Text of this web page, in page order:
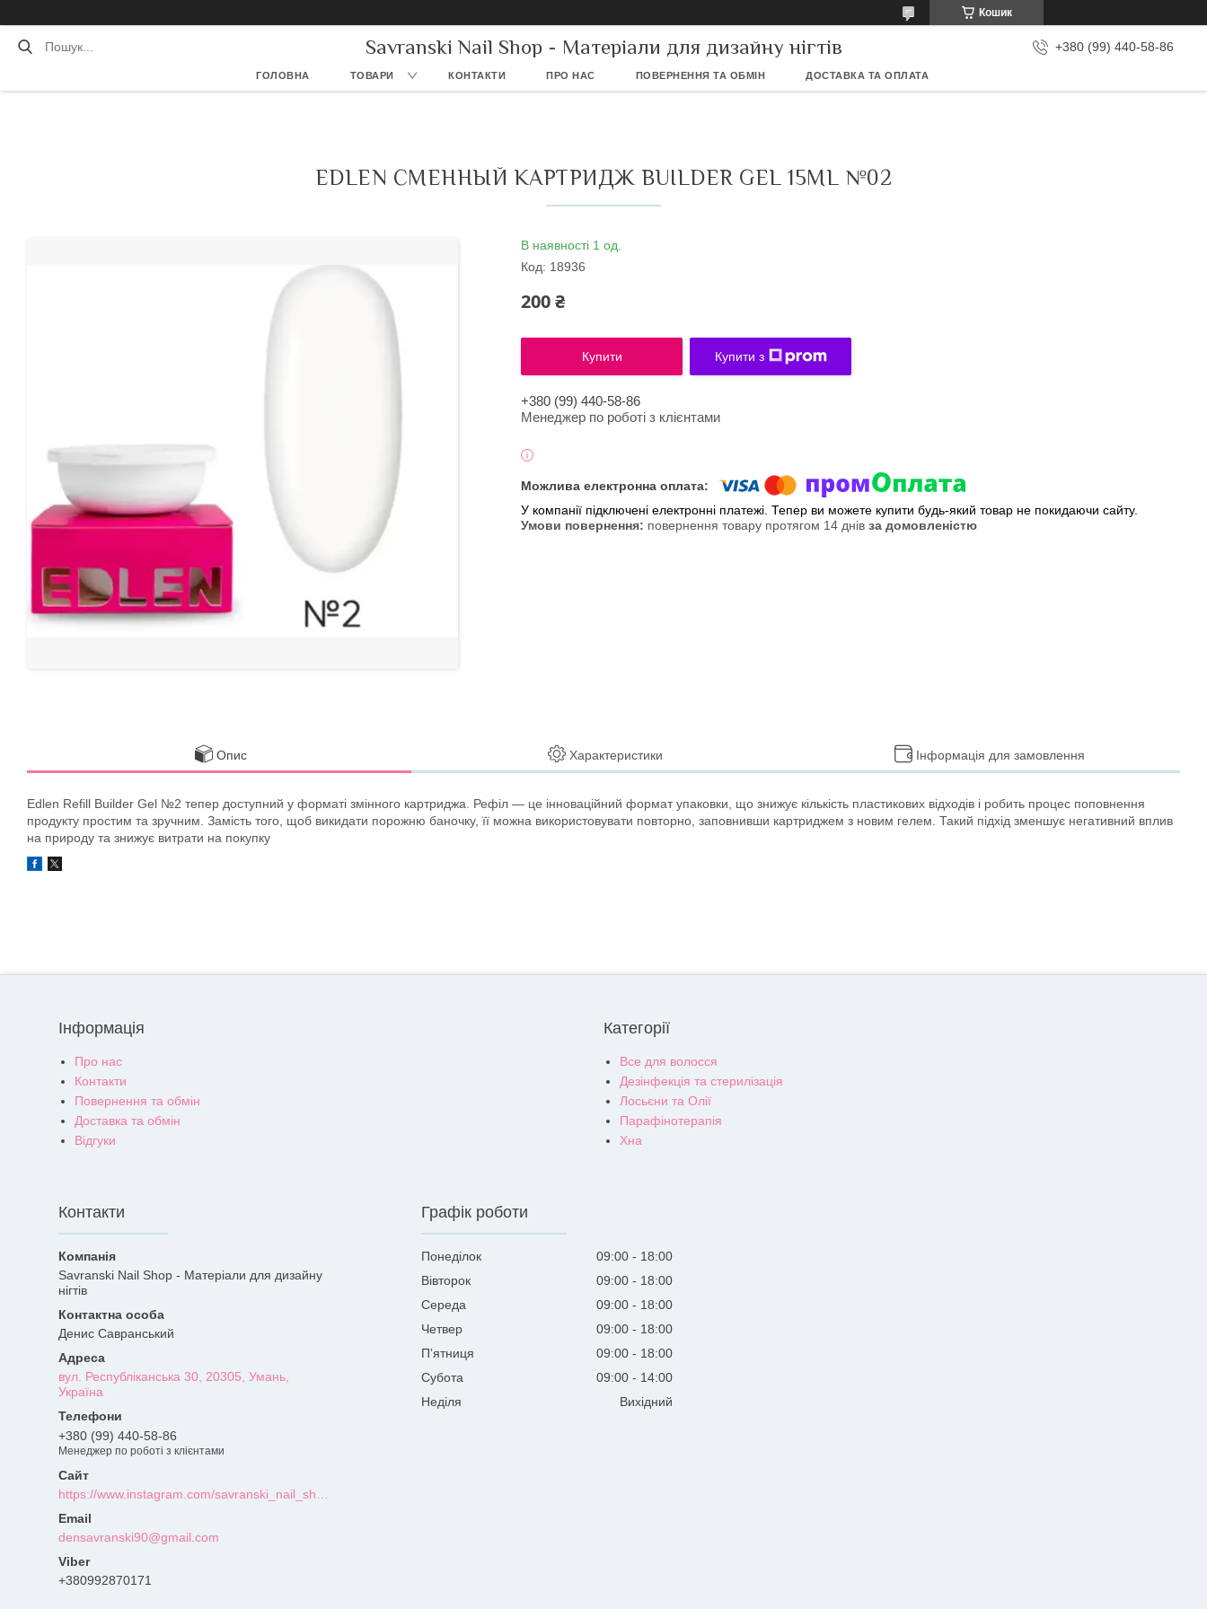
Кошик
Savranski Nail Shop - Матеріали для дизайну нігтів +380 (99) 440-58-86
ГОЛОВНА ТОВАРИ КОНТАКТИ ПРО НАС ПОВЕРНЕННЯ ТА ОБМІН ДОСТАВКА ТА ОПЛАТА
EDLEN СМЕННЫЙ КАРТРИДЖ BUILDER GEL 15ML №02
В наявності 1 од.
Код: 18936
200 ₴
Купити Купити з
+380 (99) 440-58-86
Менеджер по роботі з клієнтами
У компанії підключені електронні платежі. Тепер ви можете купити будь-який товар не покидаючи сайту.
повернення товару протягом 14 днів за домовленістю
Опис Характеристики Інформація для замовлення
Edlen Refill Builder Gel №2 тепер доступний у форматі змінного картриджа. Рефіл — це інноваційний формат упаковки, що знижує кількість пластикових відходів і робить процес поповнення
продукту простим та зручним. Замість того, щоб викидати порожню баночку, її можна використовувати повторно, заповнивши картриджем з новим гелем. Такий підхід зменшує негативний вплив
на природу та знижує витрати на покупку
Інформація
Про нас
Контакти
Повернення та обмін
Доставка та обмін
Відгуки
Категорії
Все для волосся
Дезінфекція та стерилізація
Лосьєни та Олії
Парафінотерапія
Хна
Контакти
Savranski Nail Shop - Матеріали для дизайну
нігтів
Денис Савранський
вул. Республіканська 30, 20305, Умань,
Україна
+380 (99) 440-58-86
Менеджер по роботі з клієнтами
densavranski90@gmail.com
+380992870171
Графік роботи
Понеділок 09:00
18:00
Вівторок
09:00
18:00
Середа
09:00
18:00
Четвер
09:00
18:00
Пʼятниця
09:00
18:00
Субота
09:00
14:00
Неділя
Вихідний